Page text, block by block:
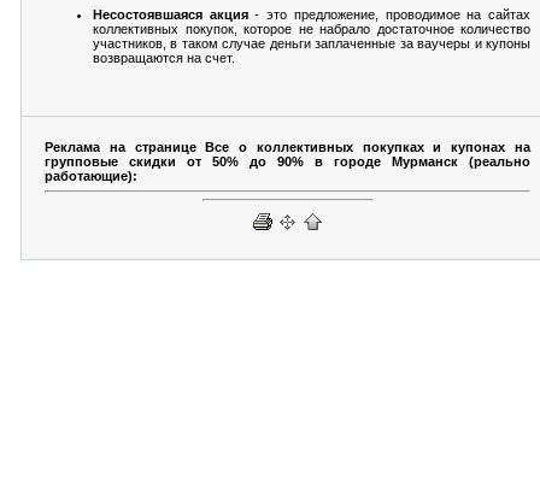
Несостоявшаяся акция- это предложение, проводимое на сайтах
коллективных покупок, которое не набрало достаточное количество
участников, в таком случае деньги заплаченные за ваучеры и купоны
возвращаются на счет.
Реклама на странице Все о коллективных покупках и купонах на
групповые скидки от 50% до 90% в городе Мурманск (реально
работающие):